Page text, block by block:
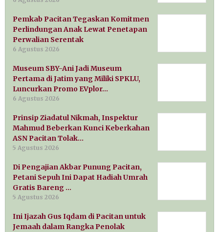
Pemkab Pacitan Tegaskan Komitmen
Perlindungan Anak Lewat Penetapan
Perwalian Serentak
6 Agustus 2026
Museum SBY-Ani Jadi Museum
Pertama di Jatim yang Miliki SPKLU,
Luncurkan Promo EVplor…
6 Agustus 2026
Prinsip Ziadatul Nikmah, Inspektur
Mahmud Beberkan Kunci Keberkahan
ASN Pacitan Tolak…
5 Agustus 2026
Di Pengajian Akbar Punung Pacitan,
Petani Sepuh Ini Dapat Hadiah Umrah
Gratis Bareng …
5 Agustus 2026
Ini Ijazah Gus Iqdam di Pacitan untuk
Jemaah dalam Rangka Penolak